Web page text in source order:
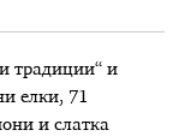
традиции“ и
елки, 71
и слатка